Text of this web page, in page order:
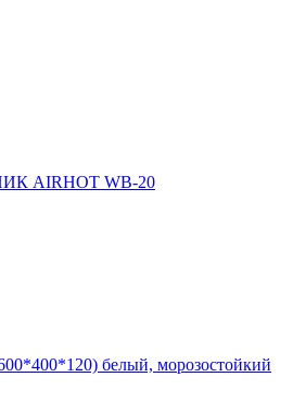
AIRHOT WB-20
белый, морозостойкий